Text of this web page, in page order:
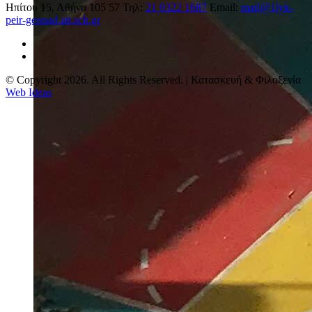
Ηπίτου 15, Αθήνα 105 57 Τηλ: 21 0322 1687 Email: mail@1lyk-
peir-gennad.att.sch.gr
© Copyright 2026. All Rights Reserved. | Κατασκευή & Φιλοξενία
Web Ideas